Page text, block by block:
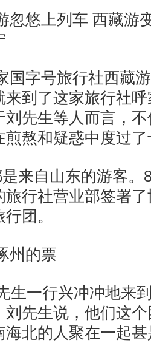
忽悠上列车 西藏游
国字号旅行社西藏
来到了这家旅行社
刘先生等人而言，
煎熬和疑惑中度过
来自山东的游客。
旅行社营业部签署
团。
州的票
生一行兴冲冲地来
刘先生说，他们这
海北的人聚在一起